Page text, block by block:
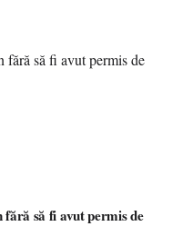
să fi avut permis de